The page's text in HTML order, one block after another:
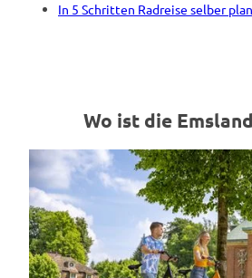
In 5 Schritten Radreise selber
Wo ist die